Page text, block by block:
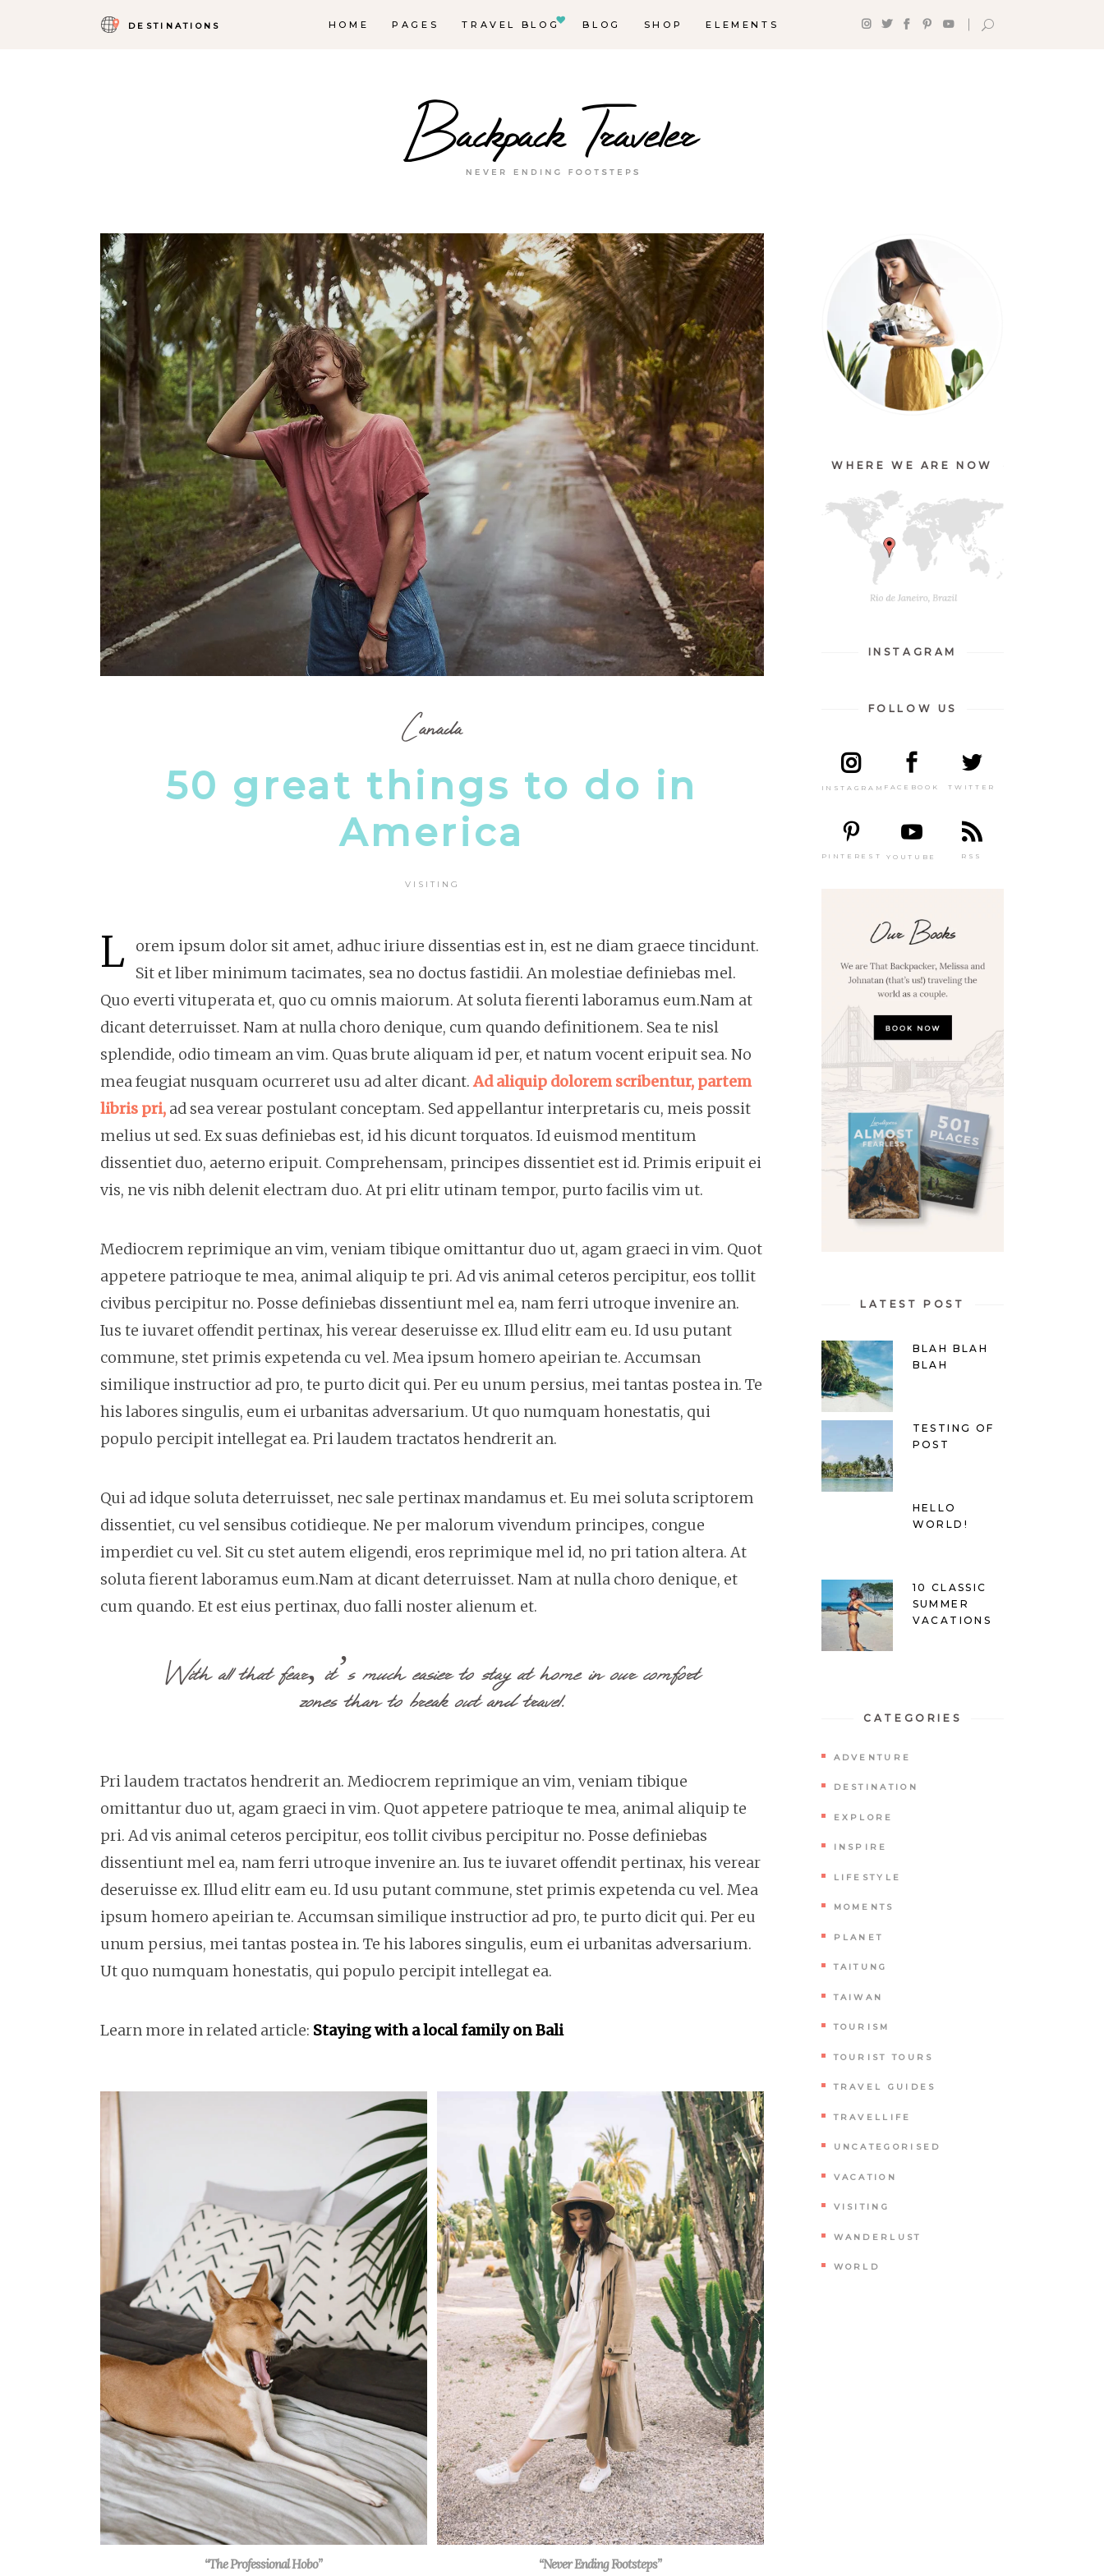
DESTINATIONS HOME PAGES TRAVEL BLOG BLOG SHOP ELEMENTS
Destination Slider
Blog List
Blog Slider
Horizontal Timeline
Instagram
Client Carousel
Testimonials
Canada
50 great things to do in
America
VISITING
L
orem ipsum dolor sit amet, adhuc iriure dissentias est in, est ne diam graece tincidunt.
Sit et liber minimum tacimates, sea no doctus fastidii. An molestiae definiebas mel.
Quo everti vituperata et, quo cu omnis maiorum. At soluta fierenti laboramus eum.Nam at
dicant deterruisset. Nam at nulla choro denique, cum quando definitionem. Sea te nisl
splendide, odio timeam an vim. Quas brute aliquam id per, et natum vocent eripuit sea. No
mea feugiat nusquam ocurreret usu ad alter dicant. Ad aliquip dolorem scribentur, partem
libris pri, ad sea verear postulant conceptam. Sed appellantur interpretaris cu, meis possit
melius ut sed. Ex suas definiebas est, id his dicunt torquatos. Id euismod mentitum
dissentiet duo, aeterno eripuit. Comprehensam, principes dissentiet est id. Primis eripuit ei
vis, ne vis nibh delenit electram duo. At pri elitr utinam tempor, purto facilis vim ut.
Mediocrem reprimique an vim, veniam tibique omittantur duo ut, agam graeci in vim. Quot
appetere patrioque te mea, animal aliquip te pri. Ad vis animal ceteros percipitur, eos tollit
civibus percipitur no. Posse definiebas dissentiunt mel ea, nam ferri utroque invenire an.
Ius te iuvaret offendit pertinax, his verear deseruisse ex. Illud elitr eam eu. Id usu putant
commune, stet primis expetenda cu vel. Mea ipsum homero apeirian te. Accumsan
similique instructior ad pro, te purto dicit qui. Per eu unum persius, mei tantas postea in. Te
his labores singulis, eum ei urbanitas adversarium. Ut quo numquam honestatis, qui
populo percipit intellegat ea. Pri laudem tractatos hendrerit an.
Qui ad idque soluta deterruisset, nec sale pertinax mandamus et. Eu mei soluta scriptorem
dissentiet, cu vel sensibus cotidieque. Ne per malorum vivendum principes, congue
imperdiet cu vel. Sit cu stet autem eligendi, eros reprimique mel id, no pri tation altera. At
soluta fierent laboramus eum.Nam at dicant deterruisset. Nam at nulla choro denique, et
cum quando. Et est eius pertinax, duo falli noster alienum et.
With all that fear, it’s much easier to stay at home in our comfort
zones than to break out and travel.
Pri laudem tractatos hendrerit an. Mediocrem reprimique an vim, veniam tibique
omittantur duo ut, agam graeci in vim. Quot appetere patrioque te mea, animal aliquip te
pri. Ad vis animal ceteros percipitur, eos tollit civibus percipitur no. Posse definiebas
dissentiunt mel ea, nam ferri utroque invenire an. Ius te iuvaret offendit pertinax, his verear
deseruisse ex. Illud elitr eam eu. Id usu putant commune, stet primis expetenda cu vel. Mea
ipsum homero apeirian te. Accumsan similique instructior ad pro, te purto dicit qui. Per eu
unum persius, mei tantas postea in. Te his labores singulis, eum ei urbanitas adversarium.
Ut quo numquam honestatis, qui populo percipit intellegat ea.
Learn more in related article: Staying with a local family on Bali
“The Professional Hobo” “Never Ending Footsteps”
WHERE WE ARE NOW
INSTAGRAM
FOLLOW US
INSTAGRAM FACEBOOK TWITTER
PINTEREST YOUTUBE RSS
LATEST POST
BLAH BLAH
BLAH
TESTING OF
POST
HELLO
WORLD!
10 CLASSIC
SUMMER
VACATIONS
CATEGORIES
ADVENTURE
DESTINATION
EXPLORE
INSPIRE
LIFESTYLE
MOMENTS
PLANET
TAITUNG
TAIWAN
TOURISM
TOURIST TOURS
TRAVEL GUIDES
TRAVELLIFE
UNCATEGORISED
VACATION
VISITING
WANDERLUST
WORLD